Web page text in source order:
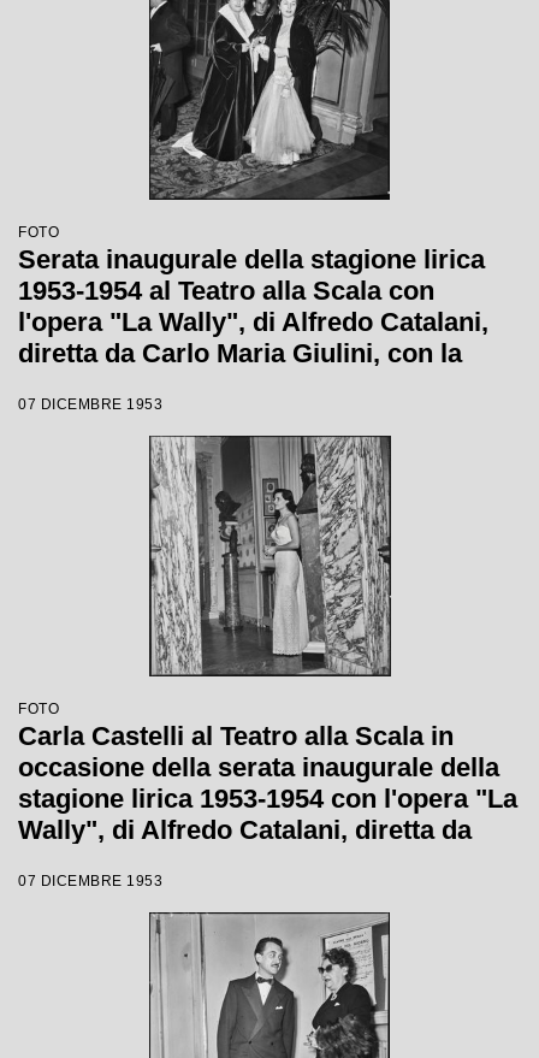
FOTO
Serata inaugurale della stagione lirica
1953-1954 al Teatro alla Scala con
l'opera "La Wally", di Alfredo Catalani,
diretta da Carlo Maria Giulini, con la
07 DICEMBRE 1953
FOTO
Carla Castelli al Teatro alla Scala in
occasione della serata inaugurale della
stagione lirica 1953-1954 con l'opera "La
Wally", di Alfredo Catalani, diretta da
Tatiana Pavlova
07 DICEMBRE 1953